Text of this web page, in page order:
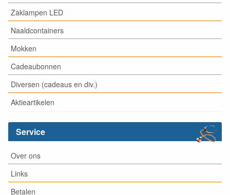
Zaklampen LED
Naaldcontainers
Mokken
Cadeaubonnen
Diversen (cadeaus en div.)
Aktieartikelen
Service
Over ons
Links
Betalen